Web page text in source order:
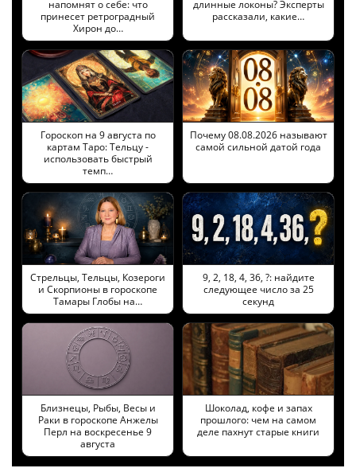
напомнят о себе: что
принесет ретроградный
Хирон до…
длинные локоны? Эксперты
рассказали, какие…
Гороскоп на 9 августа по
картам Таро: Тельцу -
использовать быстрый
темп…
Почему 08.08.2026 называют
самой сильной датой года
Стрельцы, Тельцы, Козероги
и Скорпионы в гороскопе
Тамары Глобы на…
9, 2, 18, 4, 36, ?: найдите
следующее число за 25
секунд
Близнецы, Рыбы, Весы и
Раки в гороскопе Анжелы
Перл на воскресенье 9
августа
Шоколад, кофе и запах
прошлого: чем на самом
деле пахнут старые книги